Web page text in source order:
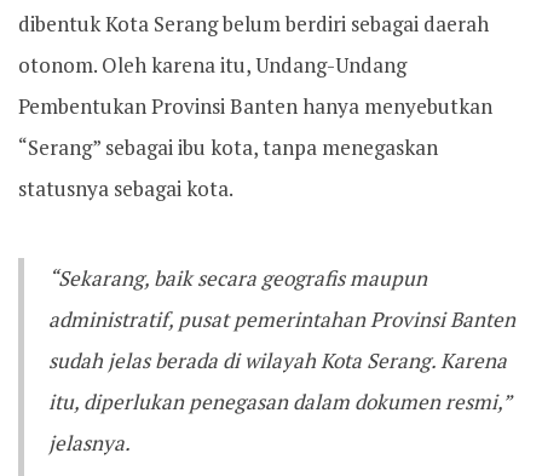
dibentuk Kota Serang belum berdiri sebagai daerah
otonom. Oleh karena itu, Undang-Undang
Pembentukan Provinsi Banten hanya menyebutkan
“Serang” sebagai ibu kota, tanpa menegaskan
statusnya sebagai kota.
“Sekarang, baik secara geografis maupun
administratif, pusat pemerintahan Provinsi Banten
sudah jelas berada di wilayah Kota Serang. Karena
itu, diperlukan penegasan dalam dokumen resmi,”
jelasnya.